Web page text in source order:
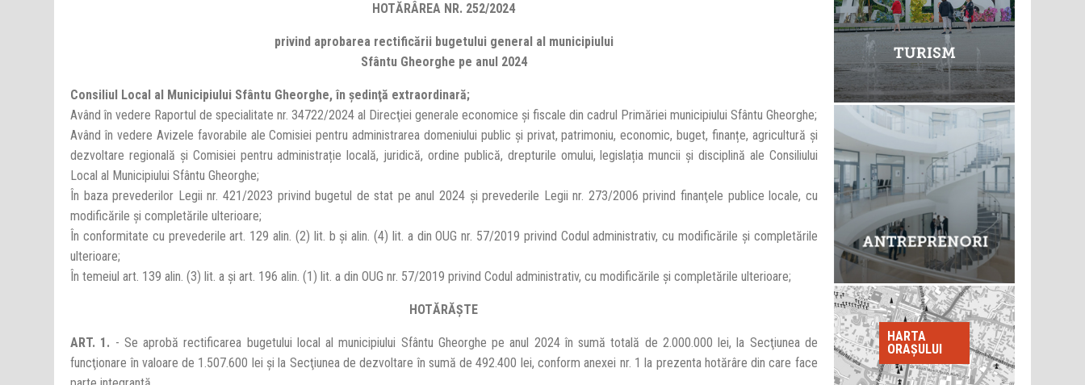
HOTĂRÂREA NR. 252/2024
privind aprobarea rectificării bugetului general al municipiului
Sfântu Gheorghe pe anul 2024
Consiliul Local al Municipiului Sfântu Gheorghe, în şedinţă extraordinară;
Având în vedere Raportul de specialitate nr. 34722/2024 al Direcţiei generale economice și fiscale din cadrul Primăriei municipiului Sfântu Gheorghe;
Având în vedere Avizele favorabile ale Comisiei pentru administrarea domeniului public și privat, patrimoniu, economic, buget, finanțe, agricultură și
dezvoltare regională și Comisiei pentru administrație locală, juridică, ordine publică, drepturile omului, legislația muncii și disciplină ale Consiliului
Local al Municipiului Sfântu Gheorghe;
În baza prevederilor Legii nr. 421/2023 privind bugetul de stat pe anul 2024 şi prevederile Legii nr. 273/2006 privind finanţele publice locale, cu
modificările şi completările ulterioare;
În conformitate cu prevederile art. 129 alin. (2) lit. b și alin. (4) lit. a din OUG nr. 57/2019 privind Codul administrativ, cu modificările şi completările
ulterioare;
În temeiul art. 139 alin. (3) lit. a şi art. 196 alin. (1) lit. a din OUG nr. 57/2019 privind Codul administrativ, cu modificările şi completările ulterioare;
HOTĂRĂŞTE
ART. 1. - Se aprobă rectificarea bugetului local al municipiului Sfântu Gheorghe pe anul 2024 în sumă totală de 2.000.000 lei, la Secţiunea de
funcţionare în valoare de 1.507.600 lei şi la Secţiunea de dezvoltare în sumă de 492.400 lei, conform anexei nr. 1 la prezenta hotărâre din care face
HARTA
ORAȘULUI